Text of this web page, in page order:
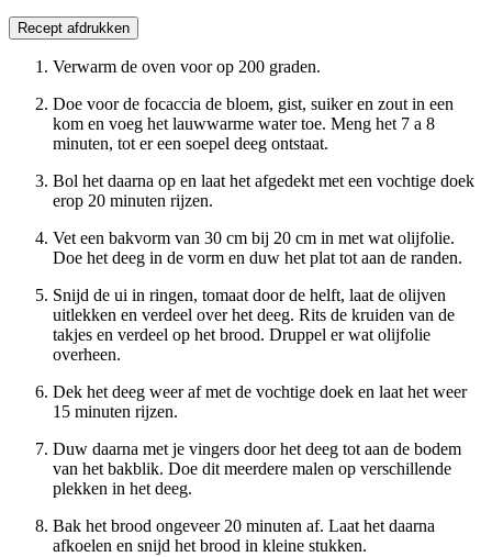
Recept afdrukken
Verwarm de oven voor op 200 graden.
Doe voor de focaccia de bloem, gist, suiker en zout in een
kom en voeg het lauwwarme water toe. Meng het 7 a 8
minuten, tot er een soepel deeg ontstaat.
Bol het daarna op en laat het afgedekt met een vochtige doek
erop 20 minuten rijzen.
Vet een bakvorm van 30 cm bij 20 cm in met wat olijfolie.
Doe het deeg in de vorm en duw het plat tot aan de randen.
Snijd de ui in ringen, tomaat door de helft, laat de olijven
uitlekken en verdeel over het deeg. Rits de kruiden van de
takjes en verdeel op het brood. Druppel er wat olijfolie
overheen.
Dek het deeg weer af met de vochtige doek en laat het weer
15 minuten rijzen.
Duw daarna met je vingers door het deeg tot aan de bodem
van het bakblik. Doe dit meerdere malen op verschillende
plekken in het deeg.
Bak het brood ongeveer 20 minuten af. Laat het daarna
afkoelen en snijd het brood in kleine stukken.